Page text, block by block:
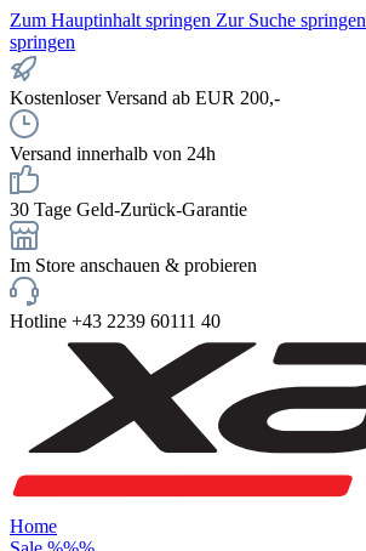
Zum Hauptinhalt springen Zur Suche springen
springen
Kostenloser Versand ab EUR 200,-
Versand innerhalb von 24h
30 Tage Geld-Zurück-Garantie
Im Store anschauen & probieren
Hotline +43 2239 60111 40
Home